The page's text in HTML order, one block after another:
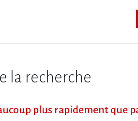
la recherche
plus rapidement que